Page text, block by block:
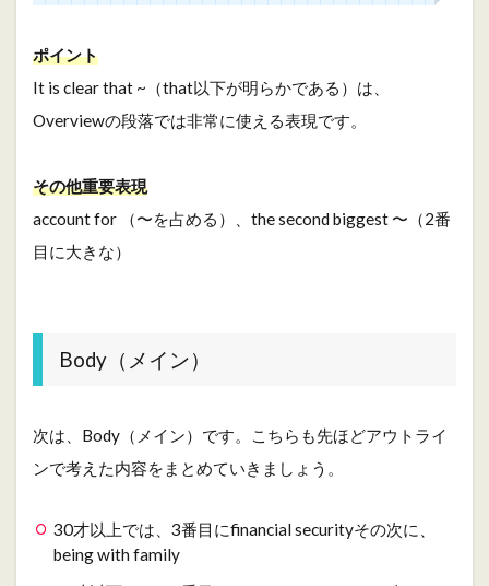
ポイント
It is clear that ~（that以下が明らかである）は、
Overviewの段落では非常に使える表現です。
その他重要表現
account for （〜を占める）、the second biggest 〜（2番
目に大きな）
Body（メイン）
次は、Body（メイン）です。こちらも先ほどアウトライ
ンで考えた内容をまとめていきましょう。
30才以上では、3番目にfinancial securityその次に、
being with family